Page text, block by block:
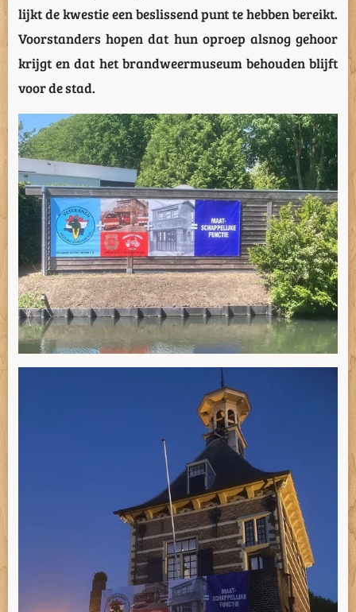
lijkt de kwestie een beslissend punt te hebben bereikt.
Voorstanders hopen dat hun oproep alsnog gehoor
krijgt en dat het brandweermuseum behouden blijft
voor de stad.